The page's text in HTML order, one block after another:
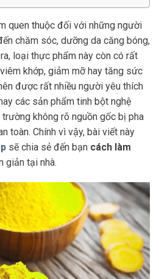
quen thuộc đối với những người
chăm sóc, dưỡng da căng bóng,
loại thực phẩm này còn có rất
khớp, giảm mỡ hay tăng sức
được rất nhiều người yêu thích
các sản phẩm tinh bột nghệ
không rõ nguồn gốc bị pha
toàn. Chính vì vậy, bài viết này
sẽ chia sẻ đến bạn cách làm
giản tại nhà.